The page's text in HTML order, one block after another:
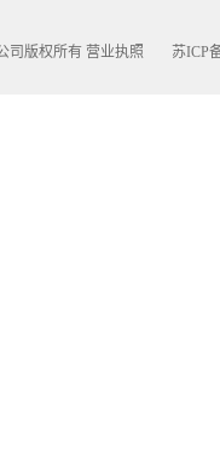
司版权所有 营业执照 苏ICP